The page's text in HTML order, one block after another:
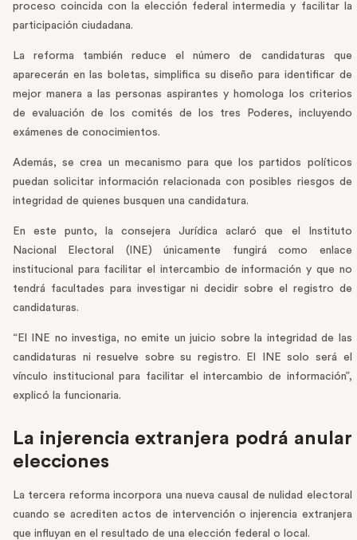
proceso coincida con la elección federal intermedia y facilitar la
participación ciudadana.
La reforma también reduce el número de candidaturas que
aparecerán en las boletas, simplifica su diseño para identificar de
mejor manera a las personas aspirantes y homologa los criterios
de evaluación de los comités de los tres Poderes, incluyendo
exámenes de conocimientos.
Además, se crea un mecanismo para que los partidos políticos
puedan solicitar información relacionada con posibles riesgos de
integridad de quienes busquen una candidatura.
En este punto, la consejera Jurídica aclaró que el Instituto
Nacional Electoral (INE) únicamente fungirá como enlace
institucional para facilitar el intercambio de información y que no
tendrá facultades para investigar ni decidir sobre el registro de
candidaturas.
“El INE no investiga, no emite un juicio sobre la integridad de las
candidaturas ni resuelve sobre su registro. El INE solo será el
vínculo institucional para facilitar el intercambio de información”,
explicó la funcionaria.
La injerencia extranjera podrá anular
elecciones
La tercera reforma incorpora una nueva causal de nulidad electoral
cuando se acrediten actos de intervención o injerencia extranjera
que influyan en el resultado de una elección federal o local.